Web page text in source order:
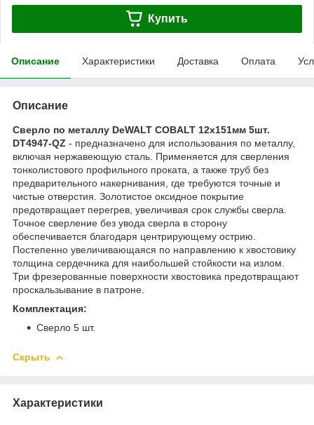
Купить
Описание Характеристики Доставка Оплата
Описание
Сверло по металлу DeWALT COBALT 12x151мм 5шт.
DT4947-QZ - предназначено для использования по металлу,
включая нержавеющую сталь. Применяется для сверления
тонколистового профильного проката, а также труб без
предварительного накернивания, где требуются точные и
чистые отверстия. Золотистое оксидное покрытие
предотвращает перегрев, увеличивая срок службы сверла.
Точное сверление без увода сверла в сторону
обеспечивается благодаря центрирующему острию.
Постепенно увеличивающаяся по направлению к хвостовику
толщина сердечника для наибольшей стойкости на излом.
Три фрезерованные поверхности хвостовика предотвращают
проскальзывание в патроне.
Комплектация:
Сверло 5 шт.
Скрыть
Характеристики